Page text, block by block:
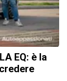
EQ: è la